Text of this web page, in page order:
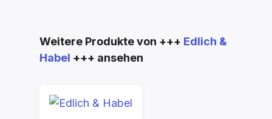
Produktgalerie überspringen
Weitere Produkte von +++ Edlich &
Habel +++ ansehen